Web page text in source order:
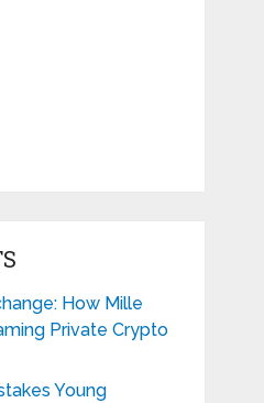
How Mille
Private Crypto
Young